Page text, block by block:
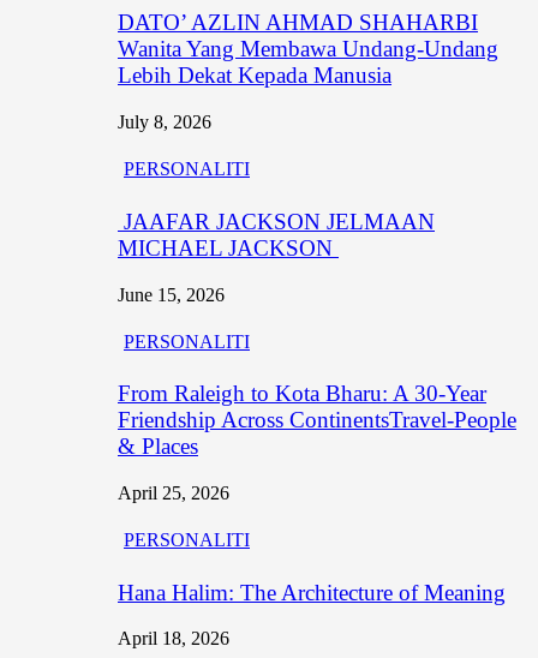
DATO’ AZLIN AHMAD SHAHARBI
Wanita Yang Membawa Undang-Undang
Lebih Dekat Kepada Manusia
July 8, 2026
PERSONALITI
JAAFAR JACKSON JELMAAN
MICHAEL JACKSON
June 15, 2026
PERSONALITI
From Raleigh to Kota Bharu: A 30-Year
Friendship Across ContinentsTravel-People
& Places
April 25, 2026
PERSONALITI
Hana Halim: The Architecture of Meaning
April 18, 2026